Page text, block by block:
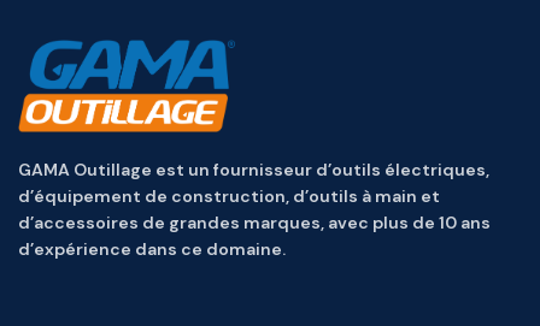
GAMA Outillage est un fournisseur d’outils électriques,
d’équipement de construction, d’outils à main et
d’accessoires de grandes marques, avec plus de 10 ans
d’expérience dans ce domaine.